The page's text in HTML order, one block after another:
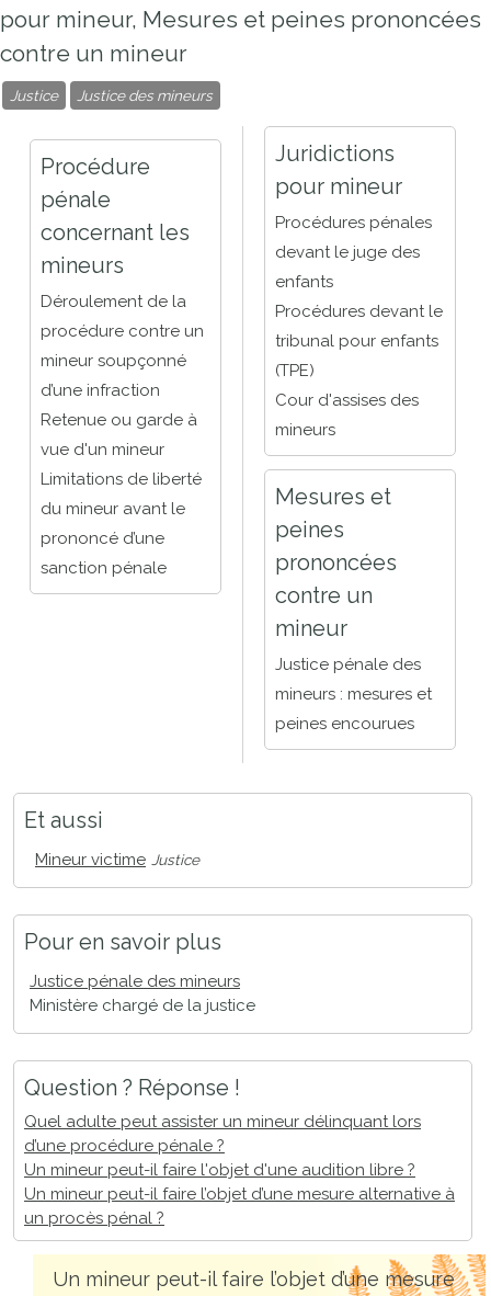
pour mineur, Mesures et peines prononcées
contre un mineur
Justice Justice des mineurs
Procédure
pénale
concernant les
mineurs
Déroulement de la
procédure contre un
mineur soupçonné
d’une infraction
Retenue ou garde à
vue d'un mineur
Limitations de liberté
du mineur avant le
prononcé d’une
sanction pénale
Juridictions
pour mineur
Procédures pénales
devant le juge des
enfants
Procédures devant le
tribunal pour enfants
(TPE)
Cour d'assises des
mineurs
Mesures et
peines
prononcées
contre un
mineur
Justice pénale des
mineurs : mesures et
peines encourues
Et aussi
Mineur victime Justice
Pour en savoir plus
Justice pénale des mineurs
Ministère chargé de la justice
Question ? Réponse !
Quel adulte peut assister un mineur délinquant lors
d’une procédure pénale ?
Un mineur peut-il faire l'objet d'une audition libre ?
Un mineur peut-il faire l’objet d’une mesure alternative à
un procès pénal ?
Un mineur peut-il faire l’objet d’une mesure